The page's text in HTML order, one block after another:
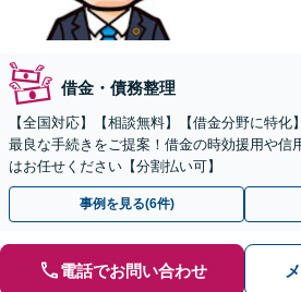
借金・債務整理
【全国対応】【相談無料】【借金分野に特化
最良な手続きをご提案！借金の時効援用や信
はお任せください【分割払い可】
事例を見る(6件)
電話でお問い合わせ